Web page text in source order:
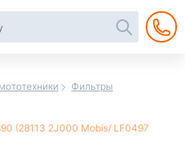
Фильтры
(28113 2J000 Mobis/ LF0497